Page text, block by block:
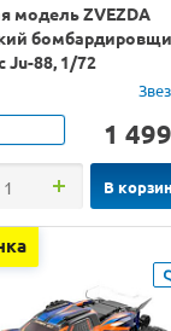
модель ZVEZDA
Ju-88, 1/72
1 499
В